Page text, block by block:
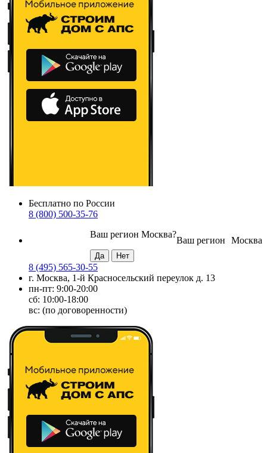
Бесплатно по России
8 (800) 500-35-76
Москва
Ваш регион
Ваш регион Москва?
8 (495) 565-30-55
г. Москва, 1-й Красносельский переулок д. 13
пн-пт: 9:00-20:00
сб: 10:00-18:00
вс: (по договоренности)